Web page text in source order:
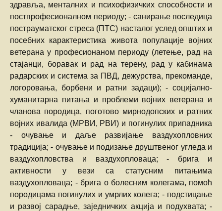
здравља, менталних и психофизичких способности и
постпрофесионалном периоду; - санирање последица
пострауматског стреса (ПТС) насталог услед општих и
посебних карактеристика живота популације војних
ветерана у професионаном периоду (летење, рад на
стајанци, боравак и рад на терену, рад у кабинама
радарских и система за ПВД, дежурства, прекоманде,
логоровања, борбени и ратни задаци); - социјално-
хуманитарна питања и проблеми војних ветерана и
чланова породица, поготово мирнодопских и ратних
војних ивалида (МРВИ, РВИ) и погинулих припадника
- очување и даље развијање ваздухопловних
традиција; - очување и подизање друштвеног угледа и
ваздухопловства и ваздухопловаца; - брига и
активности у вези са статусним питањима
ваздухопловаца; - брига о болесним колегама, помоћ
породицама погинулих и умрлих колега; - подстицање
и развој сарадње, заједничких акција и подухвата; -